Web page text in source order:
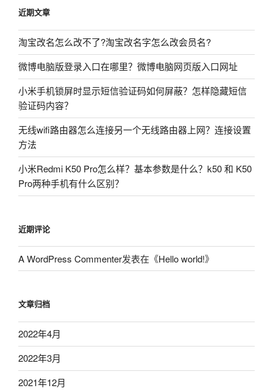
近期文章
淘宝改名怎么改不了?淘宝改名字怎么改会员名?
微博电脑版登录入口在哪里？微博电脑网页版入口网址
小米手机锁屏时显示短信验证码如何屏蔽？怎样隐藏短信
验证码内容？
无线wifi路由器怎么连接另一个无线路由器上网？连接设置
方法
小米Redmi K50 Pro怎么样？基本参数是什么？k50 和 K50
Pro两种手机有什么区别？
近期评论
A WordPress Commenter发表在《Hello world!》
文章归档
2022年4月
2022年3月
2021年12月